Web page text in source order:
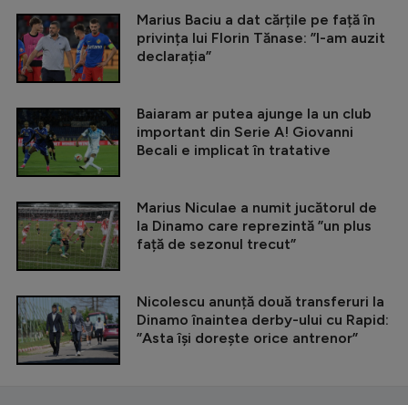
Marius Baciu a dat cărțile pe față în
privința lui Florin Tănase: ”I-am auzit
declarația”
Baiaram ar putea ajunge la un club
important din Serie A! Giovanni
Becali e implicat în tratative
Marius Niculae a numit jucătorul de
la Dinamo care reprezintă ”un plus
față de sezonul trecut”
Nicolescu anunță două transferuri la
Dinamo înaintea derby-ului cu Rapid:
”Asta își dorește orice antrenor”